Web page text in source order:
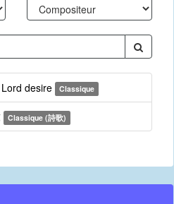
desire Classique
Classique (詩歌)